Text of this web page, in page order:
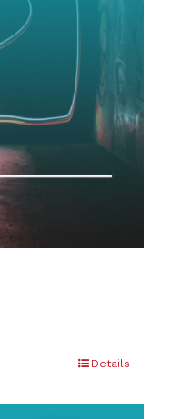
Details